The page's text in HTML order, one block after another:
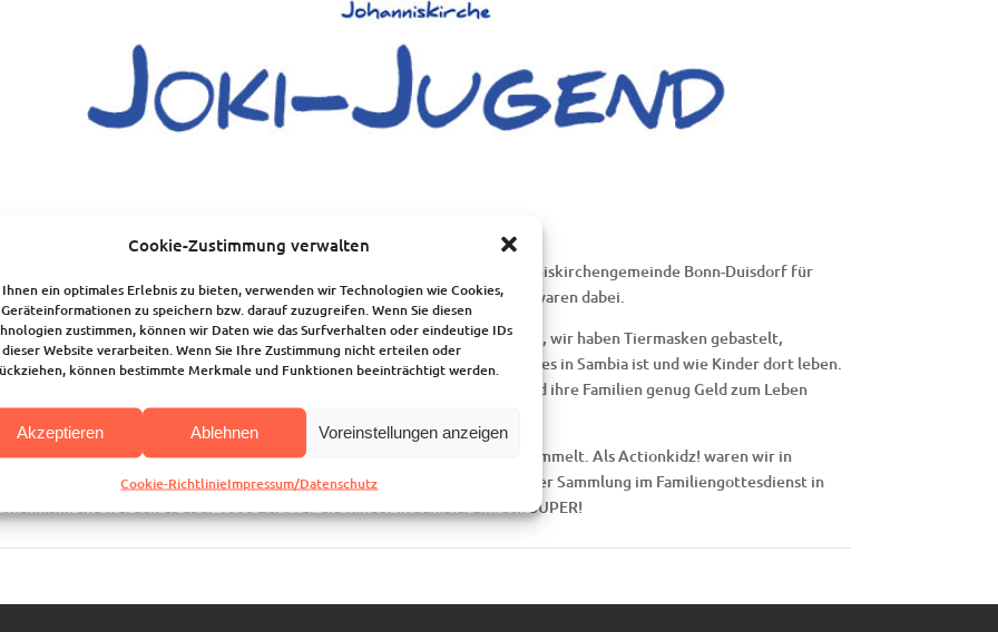
Cookie-Zustimmung verwalten
Ihnen ein optimales Erlebnis zu bieten, verwenden wir Technologien wie Cookies,
zu speichern bzw. darauf zuzugreifen. Wenn Sie diesen
zustimmen, können wir Daten wie das Surfverhalten oder eindeutige IDs
Website verarbeiten. Wenn Sie Ihre Zustimmung nicht erteilen oder
können bestimmte Merkmale und Funktionen beeinträchtigt werden.
Akzeptieren Ablehnen Voreinstellungen anzeigen
Cookie-RichtlinieImpressum/Datenschutz
to Sambia in Africa!
Osterferientage, die von der Kirchengemeinde Hardtberg und der Ev. Johanniskirchengemeinde Bonn-Duisdorf für
veranstaltet wurden, waren ein voller Erfolg: 42 Kinder und Jugendliche waren dabei.
haben viel unternommen: Ein Besuch im Kölner Zoo stand auf dem Programm, wir haben Tiermasken gebastelt,
selbst gemacht und getrommelt, … Vor allem haben wir erfahren, wie es in Sambia ist und wie Kinder dort leben.
von ihnen sind arm und müssen vor der Schule arbeiten gehen, damit sie und ihre Familien genug Geld zum Leben
Kinder haben dort kaum Zeit zum Lernen und Spielen!
wollten ihnen helfen und haben Geld für ein Projekt der Kindernothilfe gesammelt. Als Actionkidz! waren wir in
unterwegs und es wurden 695 Euro Spenden gegeben. Zusammen mit der Sammlung im Familiengottesdienst in
wurden es über 1000 Euro für die Kinder in Sambia. Einfach SUPER!